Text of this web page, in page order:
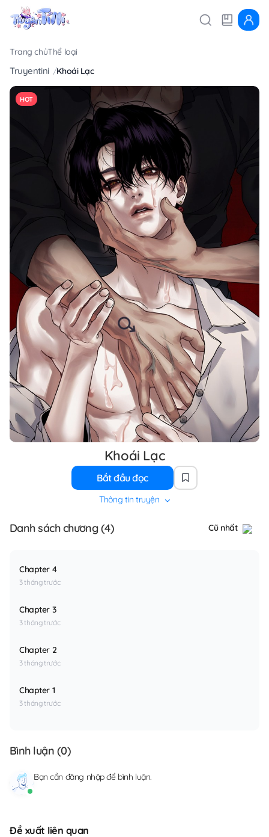
Trang chủThể loại
Truyentini Khoái Lạc
HOT
Khoái Lạc
Bắt đầu đọc
Thông tin truyện
Danh sách chương (4) Cũ nhất
Chapter 4
3 tháng trước
Chapter 3
3 tháng trước
Chapter 2
3 tháng trước
Chapter 1
3 tháng trước
Bình luận (0)
Bạn cần đăng nhậpđể bình luận.
Đề xuất liên quan